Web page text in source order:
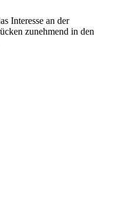
Interesse an der
zunehmend in den